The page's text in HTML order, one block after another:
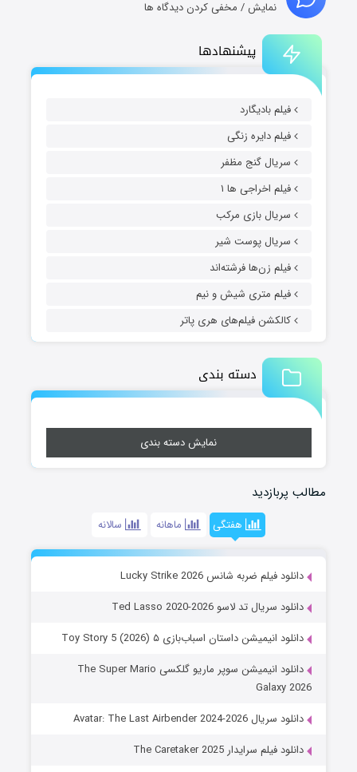
پیشنهادها
فیلم بادیگارد
فیلم دایره زنگی
سریال گنج مظفر
فیلم اخراجی ها ۱
سریال بازی مرکب
سریال پوست شیر
فیلم زن‌ها فرشته‌اند
فیلم متری شیش و نیم
کالکشن فیلم‌های هری پاتر
دسته بندی
نمایش دسته بندی
مطالب پربازدید
هفتگی ماهانه سالانه
دانلود فیلم ضربه شانس Lucky Strike 2026
دانلود سریال تد لاسو Ted Lasso 2020-2026
دانلود انیمیشن داستان اسباب‌بازی ۵ Toy Story 5 (2026)
دانلود انیمیشن سوپر ماریو گلکسی The Super Mario
Galaxy 2026
دانلود سریال Avatar: The Last Airbender 2024-2026
دانلود فیلم سرایدار The Caretaker 2025
نمایش / مخفی کردن دیدگاه ها